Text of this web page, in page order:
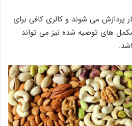
می شوند و کالری کافی برای
مکمل های توصیه شده نیز می تواند